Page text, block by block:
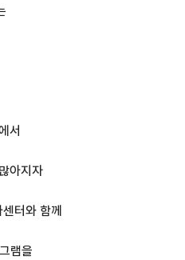
서
아지자
터와 함께
램을